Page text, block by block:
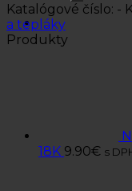
Katalógové číslo: -
a tepláky
Produkty
18K 9.90€ s